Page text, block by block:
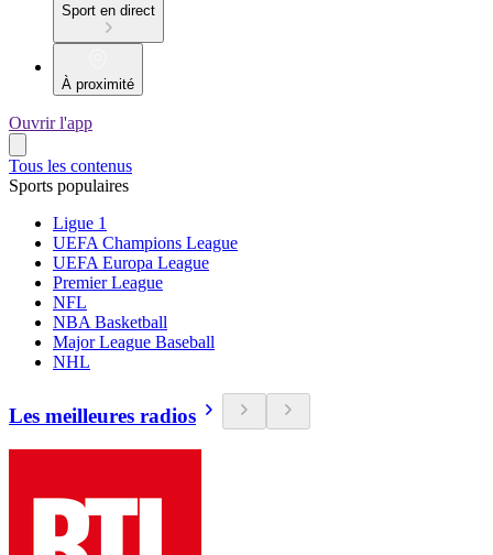
Sport en direct
À proximité
Ouvrir l'app
Tous les contenus
Sports populaires
Ligue 1
UEFA Champions League
UEFA Europa League
Premier League
NFL
NBA Basketball
Major League Baseball
NHL
Les meilleures radios